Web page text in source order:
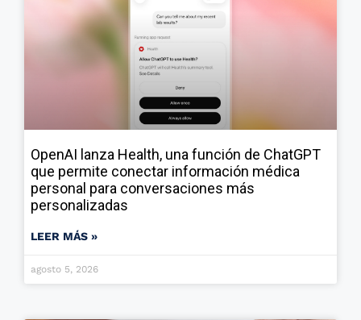
OpenAI lanza Health, una función de ChatGPT
que permite conectar información médica
personal para conversaciones más
personalizadas
LEER MÁS »
agosto 5, 2026